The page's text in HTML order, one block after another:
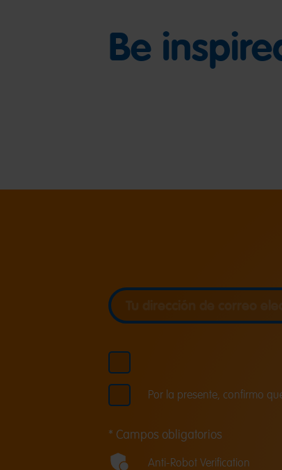
Be
Por la presente, confirmo
* Campos obligatorios
Anti-Robot Verification